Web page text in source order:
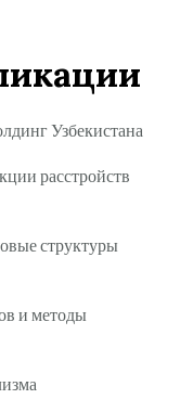
Узбекистана
расстройств
структуры
и методы